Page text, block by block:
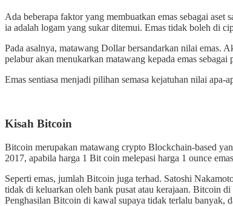
Ada beberapa faktor yang membuatkan emas sebagai
ia adalah logam yang sukar ditemui. Emas tidak boleh di
Pada asalnya, matawang Dollar bersandarkan nilai emas.
pelabur akan menukarkan matawang kepada emas
Emas sentiasa menjadi pilihan semasa kejatuhan nilai apa-
Kisah Bitcoin
Bitcoin merupakan matawang crypto Blockchain-based
2017, apabila harga 1 Bit coin melepasi harga 1 ounce
Seperti emas, jumlah Bitcoin juga terhad. Satoshi
tidak di keluarkan oleh bank pusat atau kerajaan. Bitcoin
Penghasilan Bitcoin di kawal supaya tidak terlalu banyak,